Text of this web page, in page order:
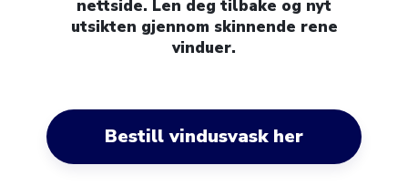
nettside. Len deg tilbake og nyt
utsikten gjennom skinnende rene
vinduer.
Bestill vindusvask her